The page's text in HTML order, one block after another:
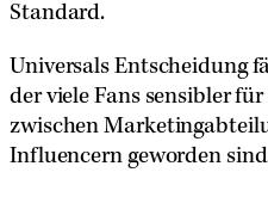
Standard.
Universals Entscheidung
der viele Fans sensibler
zwischen
Influencern geworden